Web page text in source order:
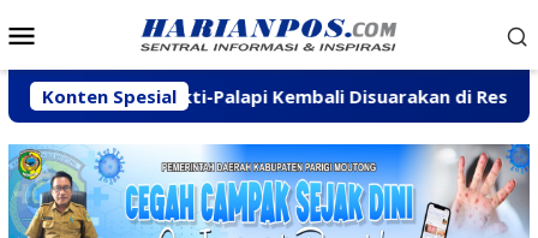
ke
Mobile
Konten Spesial
Palapi Kembali Disuarakan di Reses Mastulah